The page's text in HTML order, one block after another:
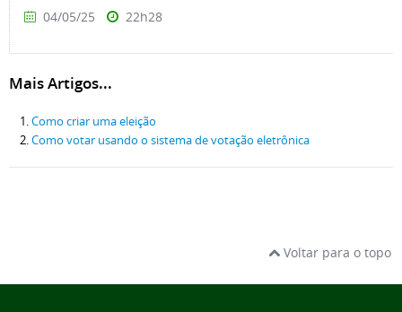
04/05/25 22h28
Mais Artigos...
Como criar uma eleição
Como votar usando o sistema de votação eletrônica
Voltar para o topo